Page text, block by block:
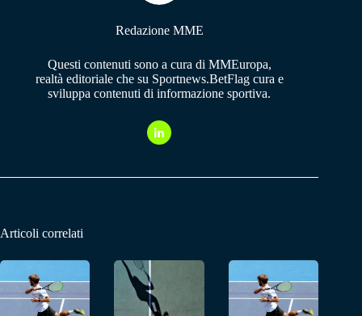
Redazione MME
Questi contenuti sono a cura di MMEuropa,
realtà editoriale che su Sportnews.BetFlag cura e
sviluppa contenuti di informazione sportiva.
Articoli correlati